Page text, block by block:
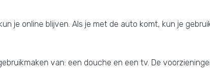
je online blijven. Als je met de auto komt, kun je
van: een douche en een tv. De